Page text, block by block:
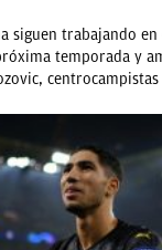
siguen trabajando
temporada y